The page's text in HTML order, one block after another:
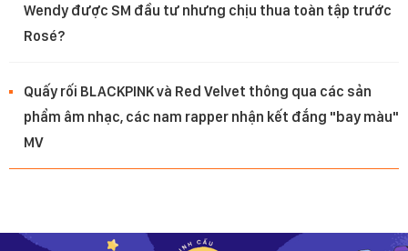
Wendy được SM đầu tư nhưng chịu thua toàn tập trước
Rosé?
Quấy rối BLACKPINK và Red Velvet thông qua các sản
phẩm âm nhạc, các nam rapper nhận kết đắng "bay màu"
MV